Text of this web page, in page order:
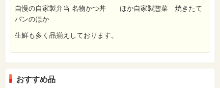
自慢の自家製弁当 名物かつ丼 ほか自家製惣菜 焼きたて
パンのほか
生鮮も多く品揃えしております。
おすすめ品